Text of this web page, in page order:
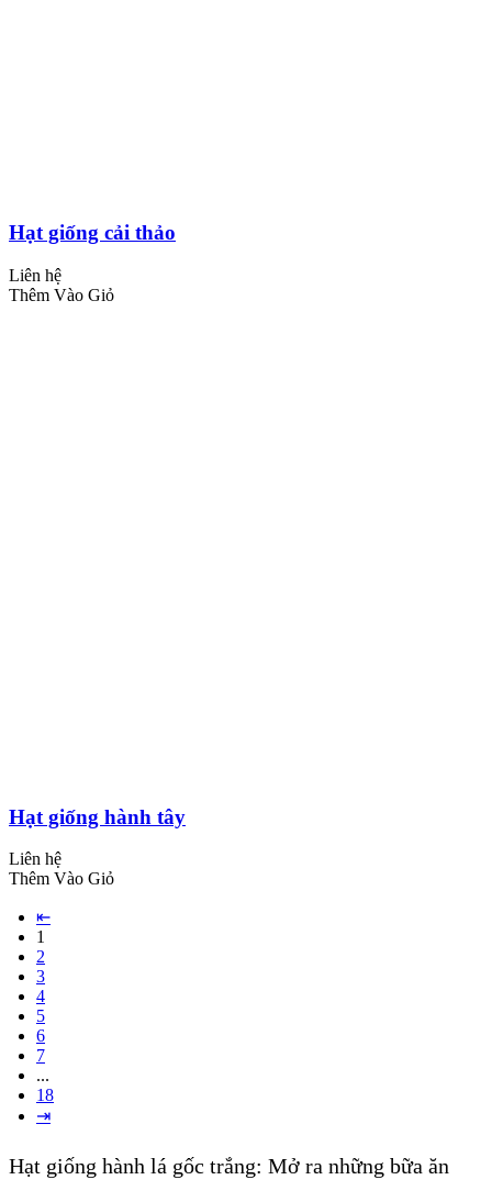
Hạt giống cải thảo
Liên hệ
Thêm Vào Giỏ
Hạt giống hành tây
Liên hệ
Thêm Vào Giỏ
⇤
1
2
3
4
5
6
7
...
18
⇥
Hạt giống hành lá gốc trắng: Mở ra những bữa ăn